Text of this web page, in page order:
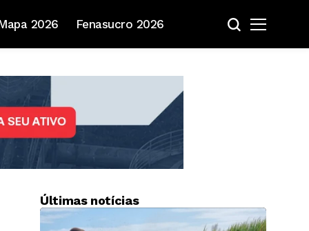
2026 Fenasucro 2026
Últimas notícias